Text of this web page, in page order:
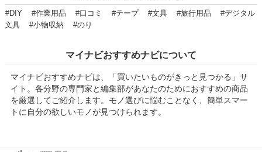
#DIY #作業用品 #口コミ #テープ #文具 #旅行用品
#デジタル
文具
#小物収納 #のり
マイナビおすすめナビについて
マイナビおすすめナビは、「買いたいものがきっと見つかる」サ
イト。各分野の専門家と編集部があなたのためにおすすめの商品
を厳選してご紹介します。モノ選びに悩むことなく、簡単スマー
トに自分の欲しいモノが見つけられます。